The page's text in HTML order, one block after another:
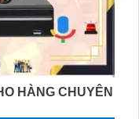
HÀNG CHUYÊN